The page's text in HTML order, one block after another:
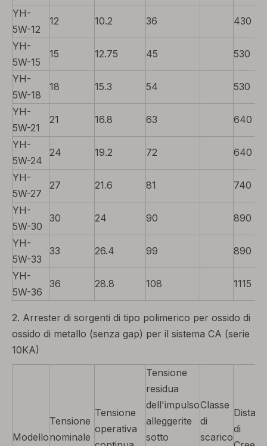
YH-
5W-12
12 10.2 36 430
YH-
5W-15
15 12.75 45 530
YH-
5W-18
18 15.3 54 530
YH-
5W-21
21 16.8 63 640
YH-
5W-24
24 19.2 72 640
YH-
5W-27
27 21.6 81 740
YH-
5W-30
30 24 90 890
YH-
5W-33
33 26.4 99 890
YH-
5W-36
36 28.8 108 1115
2. Arrester di sorgenti di tipo polimerico per ossido di
ossido di metallo (senza gap) per il sistema CA (serie
10KA)
Modello
Tensione
nominale
Tensione
operativa
Tensione
residua
dell'impulso
alleggerite
sotto
Classe
di
scarico
di